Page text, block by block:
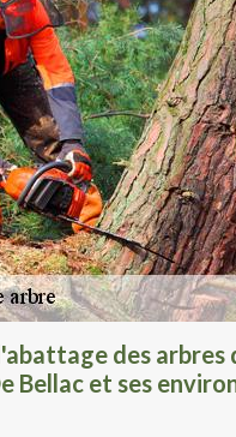
des arbres
Bellac et ses